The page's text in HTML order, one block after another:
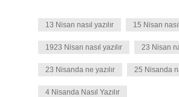
13 Nisan nasıl yazılır 15 Nisan
1923 Nisan nasıl yazılır 23 Nisan
23 Nisanda ne yazılır 25 Nisanda
4 Nisanda Nasıl Yazılır